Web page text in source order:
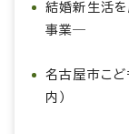
結婚新生活
事業―
名古屋市こ
内）